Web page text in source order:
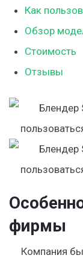
Как
Обзор
Стоимость
Отзывы
фирмы
Компания